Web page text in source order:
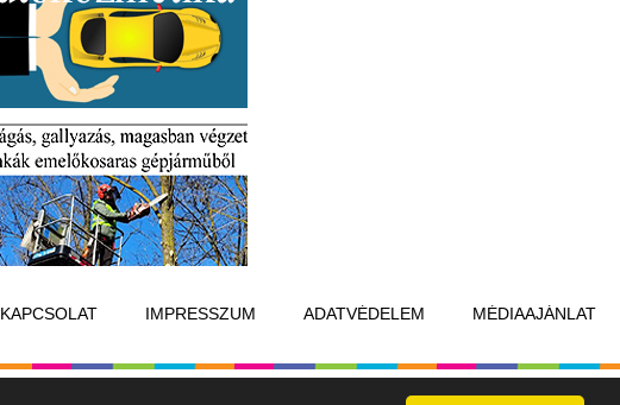
KAPCSOLAT IMPRESSZUM ADATVÉDELEM MÉDIAAJÁNLAT